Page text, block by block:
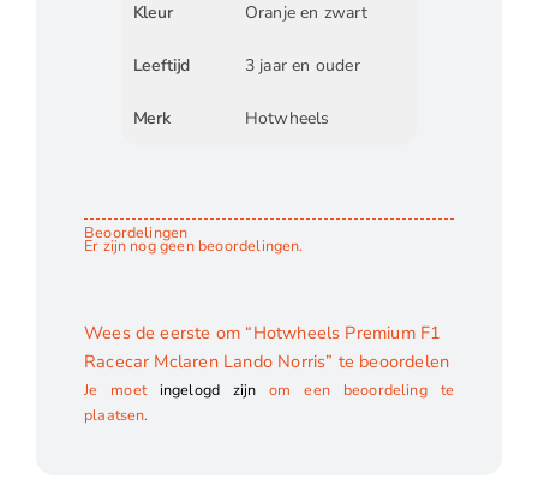
Kleur Oranje en zwart
Leeftijd 3 jaar en ouder
Merk Hotwheels
Beoordelingen
Er zijn nog geen beoordelingen.
Wees de eerste om “Hotwheels Premium F1
Racecar Mclaren Lando Norris” te beoordelen
Je moet ingelogd zijn om een beoordeling te
plaatsen.